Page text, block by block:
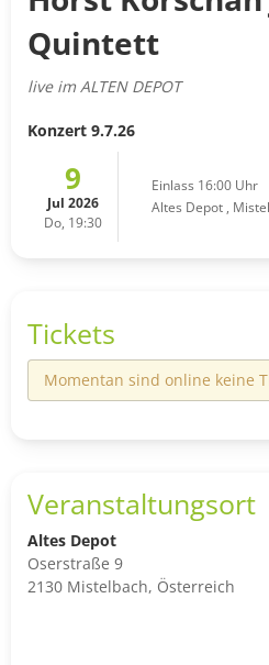
Quintett
live im ALTEN DEPOT
Konzert 9.7.26
9
Jul 2026
Do, 19:30
Einlass 16:00 Uhr
Altes Depot ,
Tickets
Momentan sind online keine
Veranstaltungsort
Altes Depot
Oserstraße 9
2130 Mistelbach, Österreich